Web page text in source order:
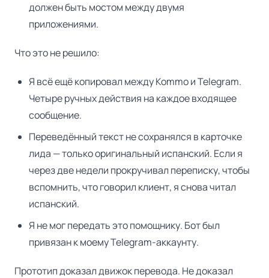
должен быть мостом между двумя
приложениями.
Что это не решило:
Я всё ещё копировал между Kommo и Telegram.
Четыре ручных действия на каждое входящее
сообщение.
Переведённый текст не сохранялся в карточке
лида — только оригинальный испанский. Если я
через две недели прокручивал переписку, чтобы
вспомнить, что говорил клиент, я снова читал
испанский.
Я не мог передать это помощнику. Бот был
привязан к моему Telegram-аккаунту.
Прототип доказал движок перевода. Не доказал